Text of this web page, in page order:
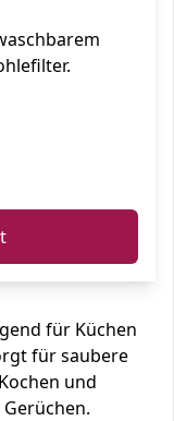
Glas
für Küchen
für saubere
und